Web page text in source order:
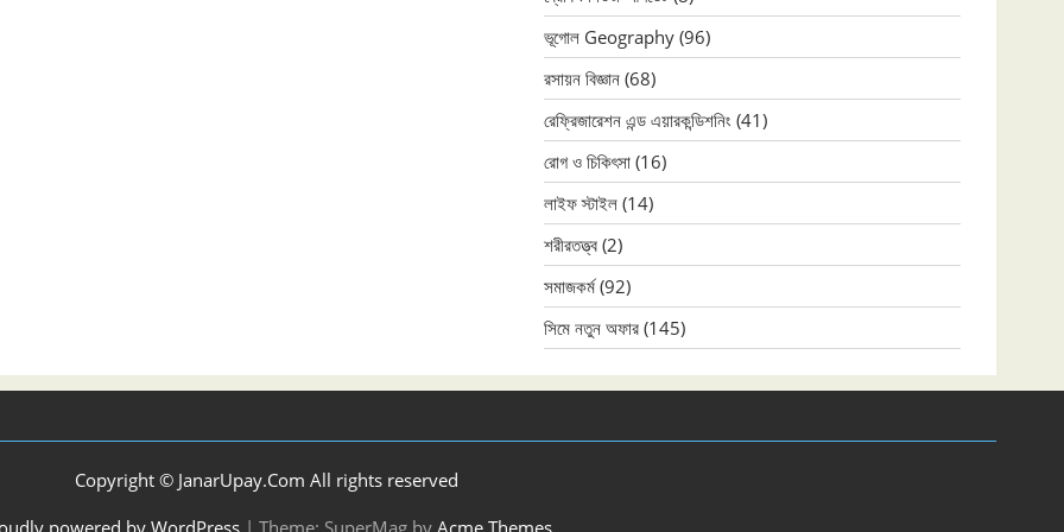
ভূগোল Geography (96)
রসায়ন বিজ্ঞান (68)
রেফ্রিজারেশন এন্ড এয়ারকন্ডিশনিং (41)
রোগ ও চিকিৎসা (16)
লাইফ স্টাইল (14)
শরীরতত্ত্ব (2)
সমাজকর্ম(92)
সিমে নতুন ‍অফার (145)
Copyright © JanarUpay.Com All rights reserved
powered by WordPress | Theme: SuperMag by Acme Themes